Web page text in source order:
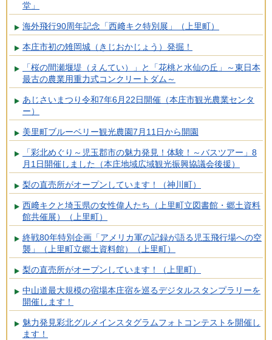
堂」
海外飛行90周年記念「西﨑キク特別展」（上里町）
本庄市初の雉岡城（きじおかじょう）発掘！
「桜の間瀬堰堤（えんてい）」と「花桃と水仙の丘」～東日本
最古の農業用重力式コンクリートダム～
あじさいまつり令和7年6月22日開催（本庄市観光農業センタ
ー）
美里町ブルーベリー観光農園7月11日から開園
「彩北めぐり～児玉郡市の魅力発見！体験！～バスツアー」8
月1日開催しました（本庄地域広域観光振興協議会後援）
梨の直売所がオープンしています！（神川町）
西﨑キクと埼玉県の女性偉人たち（上里町立図書館・郷土資料
館共催展）（上里町）
終戦80年特別企画「アメリカ軍の記録が語る児玉飛行場への空
襲」（上里町立郷土資料館）（上里町）
梨の直売所がオープンしています！（上里町）
中山道最大規模の宿場本庄宿を巡るデジタルスタンプラリーを
開催します！
魅力発見彩北グルメインスタグラムフォトコンテストを開催し
ます！